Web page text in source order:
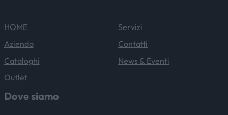
HOME
Azienda
Cataloghi
Outlet
Servizi
Contatti
News & Eventi
Dove siamo